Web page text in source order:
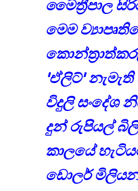
මෛත්‍රීපාල
මෙම
'ඒලිට්' නැමැති
විදුලි සංදේශ
දුන් රුපියල්
කාලයේ
ඩොලර් මිලියන